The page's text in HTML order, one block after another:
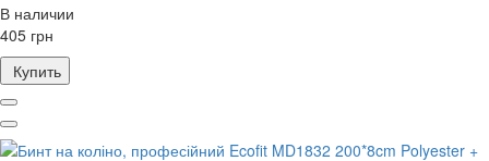
В наличии
405 грн
Купить